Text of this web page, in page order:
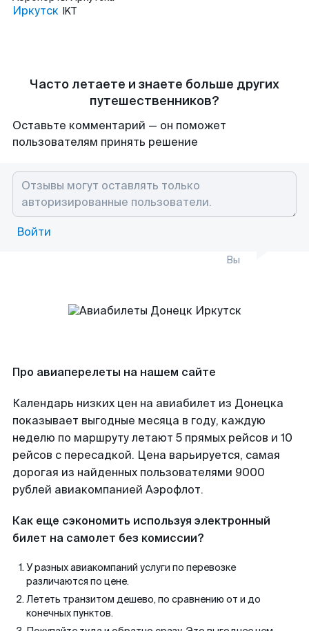
Иркутск IKT
Часто летаете и знаете больше других
путешественников?
Оставьте комментарий — он поможет
пользователям принять решение
Войти
Вы
Про авиаперелеты на нашем сайте
Календарь низких цен на авиабилет из Донецка
показывает выгодные месяца в году, каждую
неделю по маршруту летают 5 прямых рейсов и 10
рейсов с пересадкой. Цена варьируется, самая
дорогая из найденных пользователями 9000
рублей авиакомпанией Аэрофлот.
Как еще сэкономить используя электронный
билет на самолет без комиссии?
У разных авиакомпаний услуги по перевозке
различаются по цене.
Лететь транзитом дешево, по сравнению от и до
конечных пунктов.